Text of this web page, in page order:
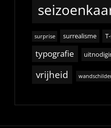
surprise surrealisme
typografie
vrijheid